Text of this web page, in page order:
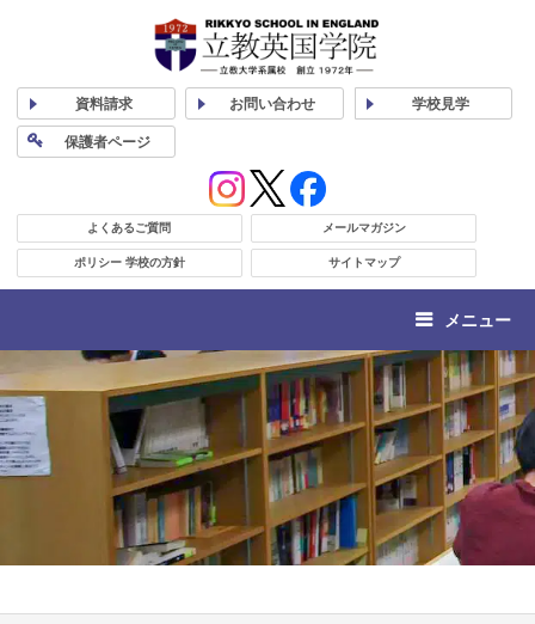
資料請求 お問い合わせ 学校見学
保護者ページ
よくあるご質問 メールマガジン
ポリシー 学校の方針 サイトマップ
メニュー